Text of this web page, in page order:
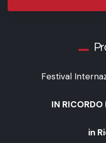
Festival
IN RICORDO
in